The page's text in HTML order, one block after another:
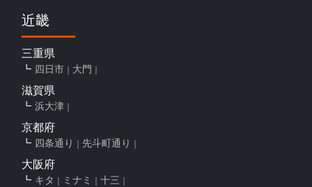
近畿
三重県
四日市 大門
滋賀県
浜大津
京都府
四条通り 先斗町通り
大阪府
キタ ミナミ 十三